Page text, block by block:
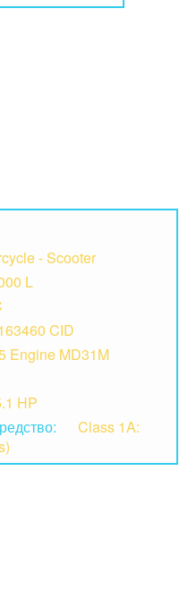
- Scooter
L
CID
Engine MD31M
HP
Class 1A: